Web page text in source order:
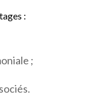
:
;